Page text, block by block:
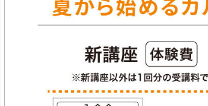
溝の口 武蔵小